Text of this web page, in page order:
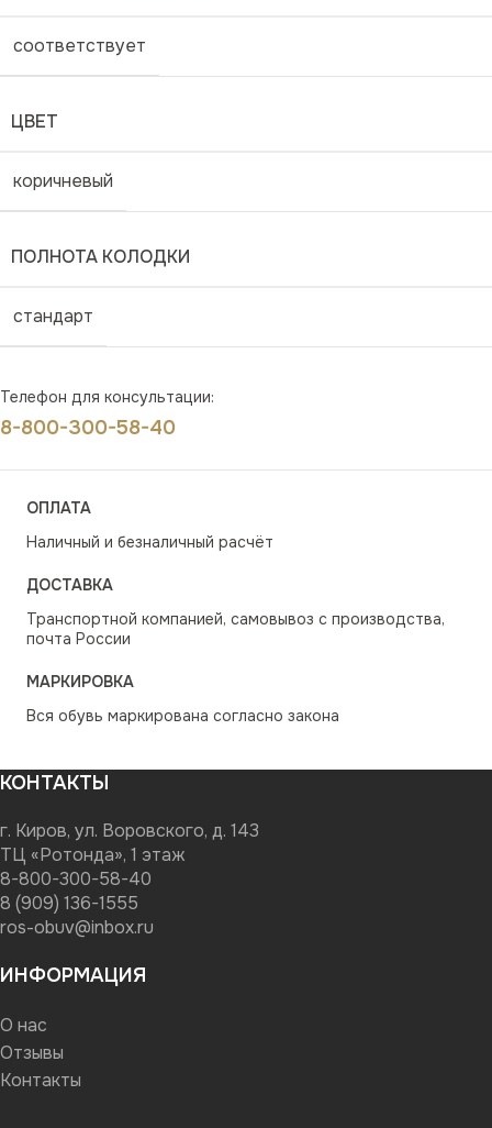
соответствует
ЦВЕТ
коричневый
ПОЛНОТА КОЛОДКИ
стандарт
Телефон для консультации:
8-800-300-58-40
ОПЛАТА
Наличный и безналичный расчёт
ДОСТАВКА
Транспортной компанией, самовывоз с производства,
почта России
МАРКИРОВКА
Вся обувь маркирована согласно закона
КОНТАКТЫ
г. Киров, ул. Воровского, д. 143
ТЦ «Ротонда», 1 этаж
8-800-300-58-40
8 (909) 136-1555
ros-obuv@inbox.ru
ИНФОРМАЦИЯ
О нас
Отзывы
Контакты